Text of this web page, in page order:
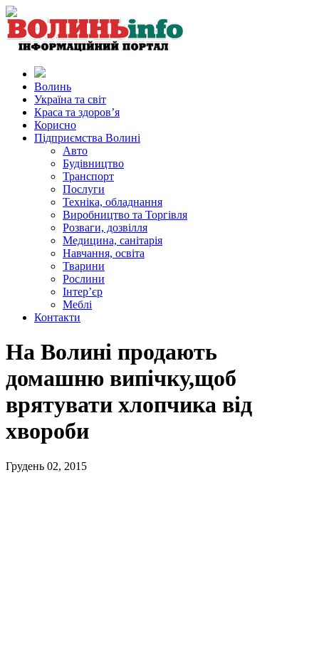
Волинь
Україна та світ
Краса та здоров’я
Корисно
Підприємства Волині
Авто
Будівництво
Транспорт
Послуги
Техніка, обладнання
Виробництво та Торгівля
Розваги, дозвілля
Медицина, санітарія
Навчання, освіта
Тварини
Рослини
Інтер’єр
Меблі
Контакти
На Волині продають
домашню випічку,щоб
врятувати хлопчика від
хвороби
Грудень 02, 2015